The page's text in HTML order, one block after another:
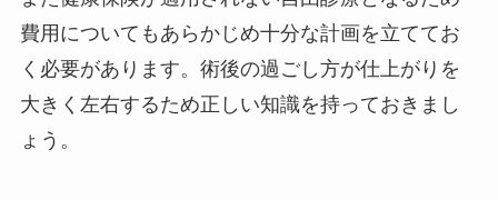
費用についてもあらかじめ十分な計画を立ててお
く必要があります。術後の過ごし方が仕上がりを
大きく左右するため正しい知識を持っておきまし
ょう。